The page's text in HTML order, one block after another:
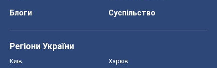
Блоги
Суспільство
Регіони України
Київ Харків